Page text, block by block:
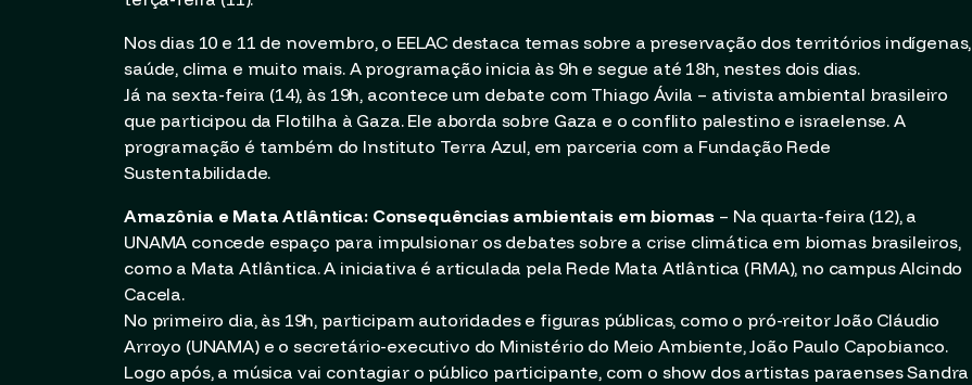
Nos dias 10 e 11 de novembro, o EELAC destaca temas sobre a preservação dos territórios indígenas,
saúde, clima e muito mais. A programação inicia às 9h e segue até 18h, nestes dois dias.
Já na sexta-feira (14), às 19h, acontece um debate com Thiago Ávila – ativista ambiental brasileiro
que participou da Flotilha à Gaza. Ele aborda sobre Gaza e o conflito palestino e israelense. A
programação é também do Instituto Terra Azul, em parceria com a Fundação Rede
Sustentabilidade.
Amazônia e Mata Atlântica: Consequências ambientais em biomas – Na quarta-feira (12), a
UNAMA concede espaço para impulsionar os debates sobre a crise climática em biomas brasileiros,
como a Mata Atlântica. A iniciativa é articulada pela Rede Mata Atlântica (RMA), no campus Alcindo
Cacela.
No primeiro dia, às 19h, participam autoridades e figuras públicas, como o pró-reitor João Cláudio
Arroyo (UNAMA) e o secretário-executivo do Ministério do Meio Ambiente, João Paulo Capobianco.
Logo após, a música vai contagiar o público participante, com o show dos artistas paraenses Sandra